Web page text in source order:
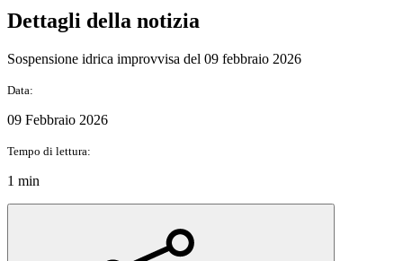
Dettagli della notizia
Sospensione idrica improvvisa del 09 febbraio 2026
Data:
09 Febbraio 2026
Tempo di lettura:
1 min